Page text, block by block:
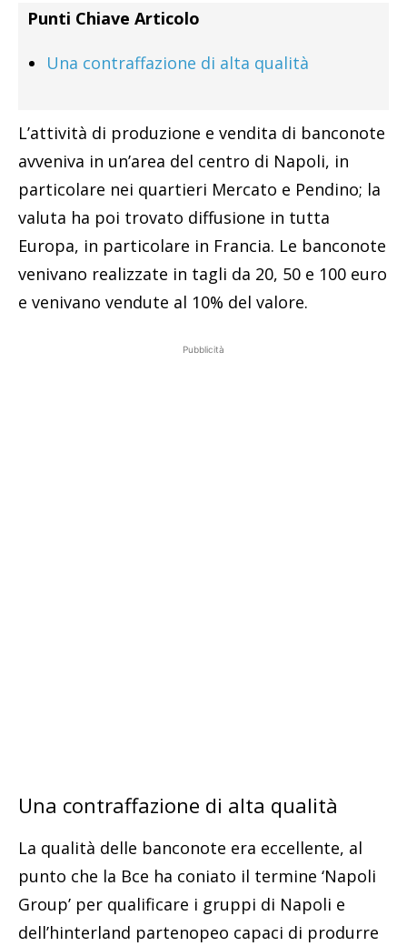
Punti Chiave Articolo
Una contraffazione di alta qualità
L’attività di produzione e vendita di banconote
avveniva in un’area del centro di Napoli, in
particolare nei quartieri Mercato e Pendino; la
valuta ha poi trovato diffusione in tutta
Europa, in particolare in Francia. Le banconote
venivano realizzate in tagli da 20, 50 e 100 euro
e venivano vendute al 10% del valore.
Pubblicità
Una contraffazione di alta qualità
La qualità delle banconote era eccellente, al
punto che la Bce ha coniato il termine ‘Napoli
Group’ per qualificare i gruppi di Napoli e
dell’hinterland partenopeo capaci di produrre